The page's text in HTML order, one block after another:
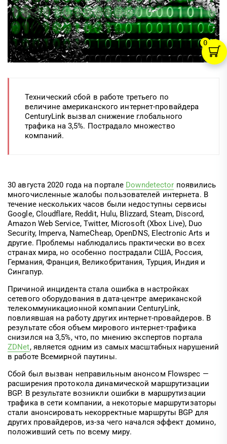
Технический сбой в работе третьего по
величине американского интернет-провайдера
CenturyLink вызвал снижение глобального
трафика на 3,5%. Пострадало множество
компаний.
30 августа 2020 года на портале Downdetector появились
многочисленные жалобы пользователей интернета. В
течение нескольких часов были недоступны сервисы
Google, Cloudflare, Reddit, Hulu, Blizzard, Steam, Discord,
Amazon Web Service, Twitter, Microsoft (Xbox Live), Duo
Security, Imperva, NameCheap, OpenDNS, Electronic Arts и
другие. Проблемы наблюдались практически во всех
странах мира, но особенно пострадали США, Россия,
Германия, Франция, Великобритания, Турция, Индия и
Сингапур.
Причиной инцидента стала ошибка в настройках
сетевого оборудования в дата-центре американской
телекоммуникационной компании CenturyLink,
повлиявшая на работу других интернет-провайдеров. В
результате сбоя объем мирового интернет-трафика
снизился на 3,5%, что, по мнению экспертов портала
ZDNet, является одним из самых масштабных нарушений
в работе Всемирной паутины.
Сбой был вызван неправильным анонсом Flowspec —
расширения протокола динамической маршрутизации
BGP. В результате возникли ошибки в маршрутизации
трафика в сети компании, а некоторые маршрутизаторы
стали анонсировать некорректные маршруты BGP для
других провайдеров, из-за чего начался эффект домино,
положивший сеть по всему миру.
0